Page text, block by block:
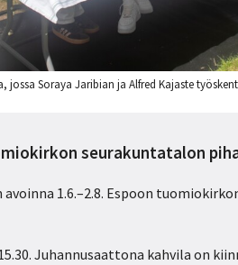
Soraya Jaribian ja Alfred Kajaste
seurakuntatalon
avoinna 1.6.–2.8. Espoon
Juhannusaattona kahvila on